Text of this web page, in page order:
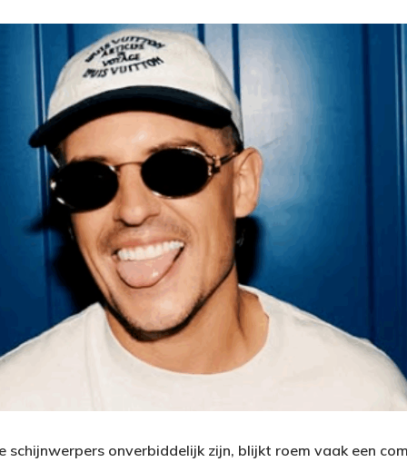
schijnwerpers onverbiddelijk zijn, blijkt roem vaak een